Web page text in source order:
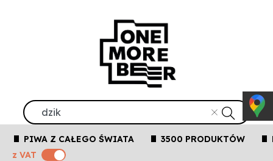
PIWA Z CAŁEGO ŚWIATA 3500 PRODUKTÓW
z VAT